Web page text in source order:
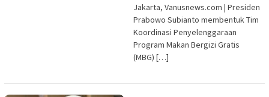
Jakarta, Vanusnews.com | Presiden
Prabowo Subianto membentuk Tim
Koordinasi Penyelenggaraan
Program Makan Bergizi Gratis
(MBG) […]